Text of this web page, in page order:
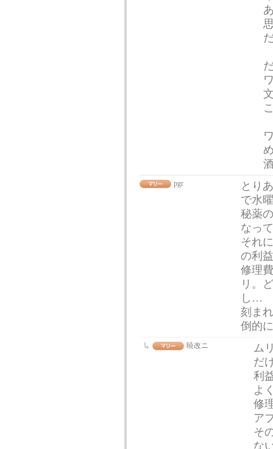
pgr
とり
で水
秘薬
なっ
それ
の利
修理
リ。
し…
刻ま
倒的
暁改ニ
ム
だ
利
よ
修
ア
そ
な